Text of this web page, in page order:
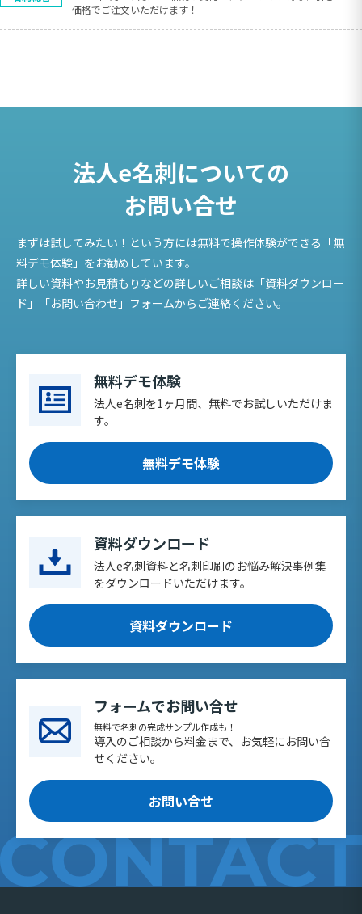
価格でご注文いただけます！
法人e名刺についての
お問い合せ
まずは試してみたい！という方には無料で操作体験ができる「無
料デモ体験」をお勧めしています。
詳しい資料やお見積もりなどの詳しいご相談は「資料ダウンロー
ド」「お問い合わせ」フォームからご連絡ください。
無料デモ体験
法人e名刺を1ヶ月間、無料でお試しいただけま
す。
無料デモ体験
資料ダウンロード
法人e名刺資料と名刺印刷のお悩み解決事例集
をダウンロードいただけます。
資料ダウンロード
フォームでお問い合せ
無料で名刺の完成サンプル作成も！
導入のご相談から料金まで、お気軽にお問い合
せください。
お問い合せ